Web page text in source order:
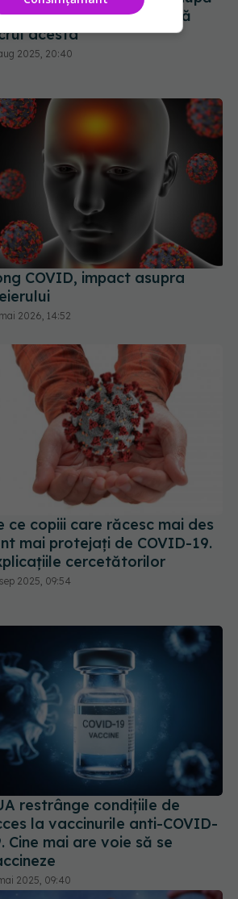
De ce se întâmplă
acesta
2025, 20:40
COVID, impact asupra
2026, 14:52
ce copiii care răcesc mai des
mai protejați de COVID-19.
cercetătorilor
2025, 09:54
restrânge condiţiile de
la vaccinurile anti-COVID-
Cine mai are voie să se
2025, 09:40